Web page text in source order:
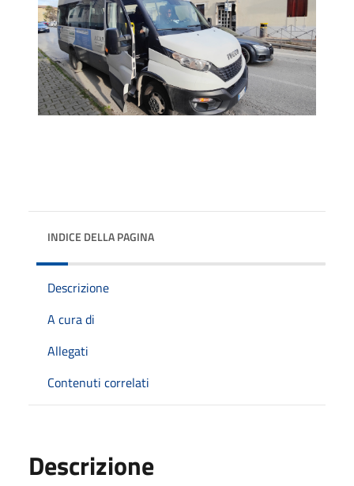
INDICE DELLA PAGINA
Descrizione
A cura di
Allegati
Contenuti correlati
Descrizione